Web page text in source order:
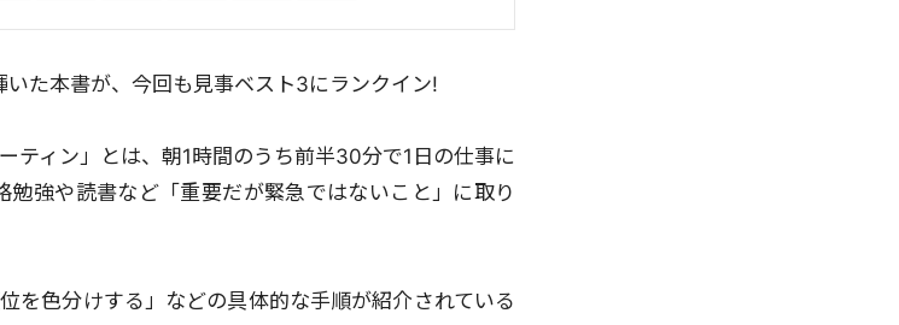
た本書が、今回も見事ベスト3にランクイン!
ティン」とは、朝1時間のうち前半30分で1日の仕事に
強や読書など「重要だが緊急ではないこと」に取り
を色分けする」などの具体的な手順が紹介されている